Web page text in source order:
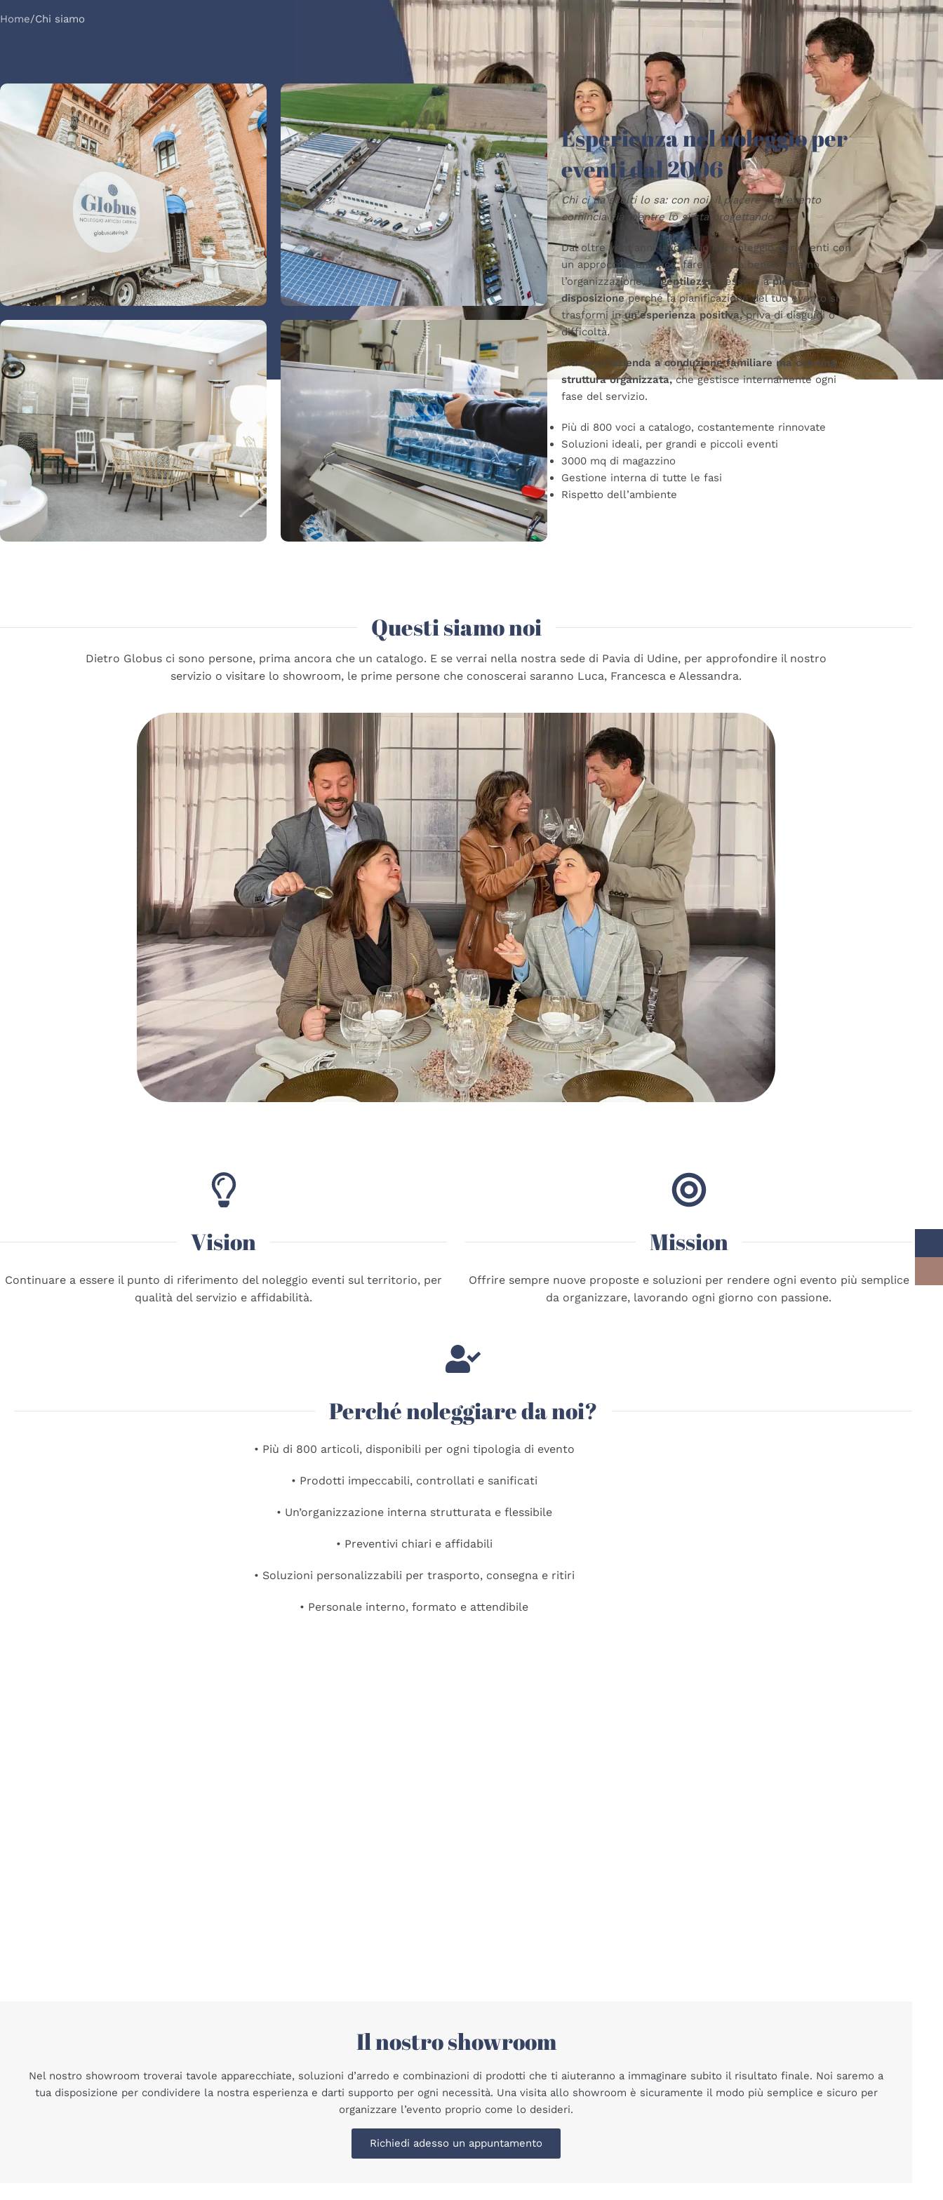
Home Chi siamo
Esperienza nel noleggio per
eventi dal 2006
Chi ci ha scelti lo sa: con noi, il piacere dell’evento
comincia già mentre lo si sta progettando…
Dal oltre vent’anni lavoriamo nel noleggio per eventi con
un approccio semplice: fare le cose bene. Amiamo
l’organizzazione, lagentilezza, l essere apiena
disposizioneperché la pianificazione del tuo evento si
trasformi inun’esperienza positiva,priva di disguidi o
difficoltà.
Siamo un’azienda a conduzione familiare ma con una
struttura organizzata, che gestisce internamente ogni
fase del servizio.
Più di 800 voci a catalogo, costantemente rinnovate
Soluzioni ideali, per grandi e piccoli eventi
3000 mq di magazzino
Gestione interna di tutte le fasi
Rispetto dell’ambiente
Questi siamo noi
Dietro Globus ci sono persone, prima ancora che un catalogo. E se verrai nella nostra sede di Pavia di Udine, per approfondire il nostro
servizio o visitare lo showroom, le prime persone che conoscerai saranno Luca, Francesca e Alessandra.
Vision
Continuare a essere il punto di riferimento del noleggio eventi sul territorio, per
qualità del servizio e affidabilità.
Mission
Offrire sempre nuove proposte e soluzioni per rendere ogni evento più semplice
da organizzare, lavorando ogni giorno con passione.
Perché noleggiare da noi?
• Più di 800 articoli, disponibili per ogni tipologia di evento
• Prodotti impeccabili, controllati e sanificati
• Un’organizzazione interna strutturata e flessibile
• Preventivi chiari e affidabili
• Soluzioni personalizzabili per trasporto, consegna e ritiri
• Personale interno, formato e attendibile
Il nostro showroom
Nel nostro showroom troverai tavole apparecchiate, soluzioni d’arredo e combinazioni di prodotti che ti aiuteranno a immaginare subito il risultato finale. Noi saremo a
tua disposizione per condividere la nostra esperienza e darti supporto per ogni necessità. Una visita allo showroom è sicuramente il modo più semplice e sicuro per
organizzare l’evento proprio come lo desideri.
Richiedi adesso un appuntamento